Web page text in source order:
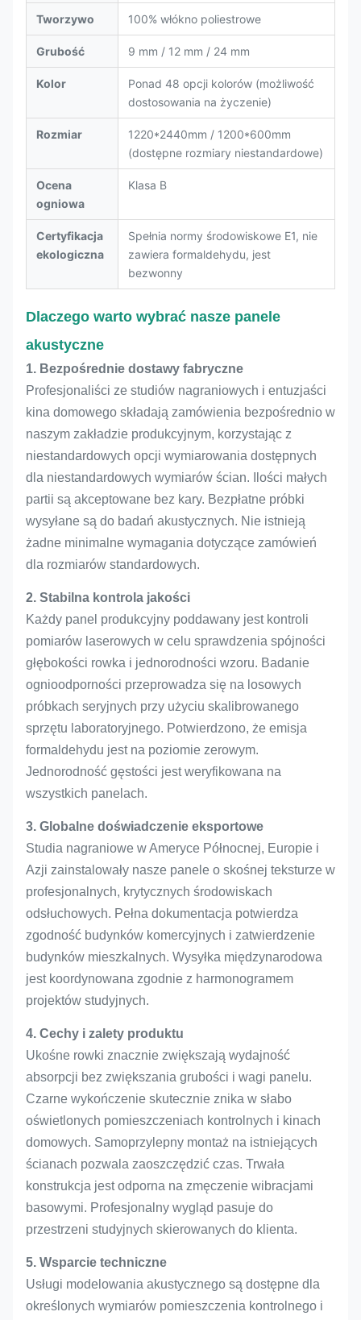
Tworzywo 100% włókno poliestrowe
Grubość 9 mm / 12 mm / 24 mm
Kolor
Ponad 48 opcji kolorów (możliwość
dostosowania na życzenie)
Rozmiar
1220*2440mm / 1200*600mm
(dostępne rozmiary niestandardowe)
Ocena
ogniowa
Klasa B
Certyfikacja
ekologiczna
Spełnia normy środowiskowe E1, nie
zawiera formaldehydu, jest
bezwonny
Dlaczego warto wybrać nasze panele
akustyczne
1. Bezpośrednie dostawy fabryczne
Profesjonaliści ze studiów nagraniowych i entuzjaści
kina domowego składają zamówienia bezpośrednio w
naszym zakładzie produkcyjnym, korzystając z
niestandardowych opcji wymiarowania dostępnych
dla niestandardowych wymiarów ścian. Ilości małych
partii są akceptowane bez kary. Bezpłatne próbki
wysyłane są do badań akustycznych. Nie istnieją
żadne minimalne wymagania dotyczące zamówień
dla rozmiarów standardowych.
2. Stabilna kontrola jakości
Każdy panel produkcyjny poddawany jest kontroli
pomiarów laserowych w celu sprawdzenia spójności
głębokości rowka i jednorodności wzoru. Badanie
ognioodporności przeprowadza się na losowych
próbkach seryjnych przy użyciu skalibrowanego
sprzętu laboratoryjnego. Potwierdzono, że emisja
formaldehydu jest na poziomie zerowym.
Jednorodność gęstości jest weryfikowana na
wszystkich panelach.
3. Globalne doświadczenie eksportowe
Studia nagraniowe w Ameryce Północnej, Europie i
Azji zainstalowały nasze panele o skośnej teksturze w
profesjonalnych, krytycznych środowiskach
odsłuchowych. Pełna dokumentacja potwierdza
zgodność budynków komercyjnych i zatwierdzenie
budynków mieszkalnych. Wysyłka międzynarodowa
jest koordynowana zgodnie z harmonogramem
projektów studyjnych.
4. Cechy i zalety produktu
Ukośne rowki znacznie zwiększają wydajność
absorpcji bez zwiększania grubości i wagi panelu.
Czarne wykończenie skutecznie znika w słabo
oświetlonych pomieszczeniach kontrolnych i kinach
domowych. Samoprzylepny montaż na istniejących
ścianach pozwala zaoszczędzić czas. Trwała
konstrukcja jest odporna na zmęczenie wibracjami
basowymi. Profesjonalny wygląd pasuje do
przestrzeni studyjnych skierowanych do klienta.
5. Wsparcie techniczne
Usługi modelowania akustycznego są dostępne dla
określonych wymiarów pomieszczenia kontrolnego i